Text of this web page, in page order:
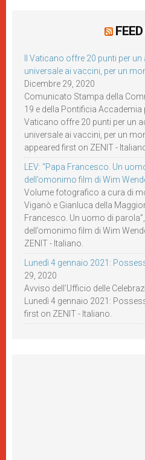
Il Vaticano offre 20 punti per
universale ai vaccini, per un
Dicembre 29, 2020
Comunicato Stampa della
19 e della Pontificia Accademia
Vaticano offre 20 punti per un
universale ai vaccini, per un
appeared first on ZENIT -
LEV: “Papa Francesco. Un
dell’omonimo film di Wim
Volume fotografico a cura di
Viganò e Gianluca della
Francesco. Un uomo di
dell’omonimo film di Wim
ZENIT - Italiano.
Lunedì 4 gennaio 2021:
29, 2020
Avviso dell’Ufficio delle
Lunedì 4 gennaio 2021:
first on ZENIT - Italiano.